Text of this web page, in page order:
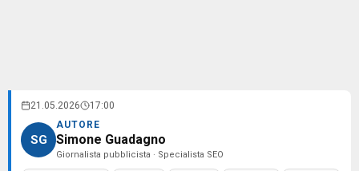
21.05.2026 17:00
SG
AUTORE
Simone Guadagno
Giornalista pubblicista · Specialista SEO